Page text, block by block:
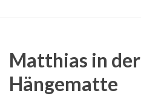
Matthias in der
Hängematte